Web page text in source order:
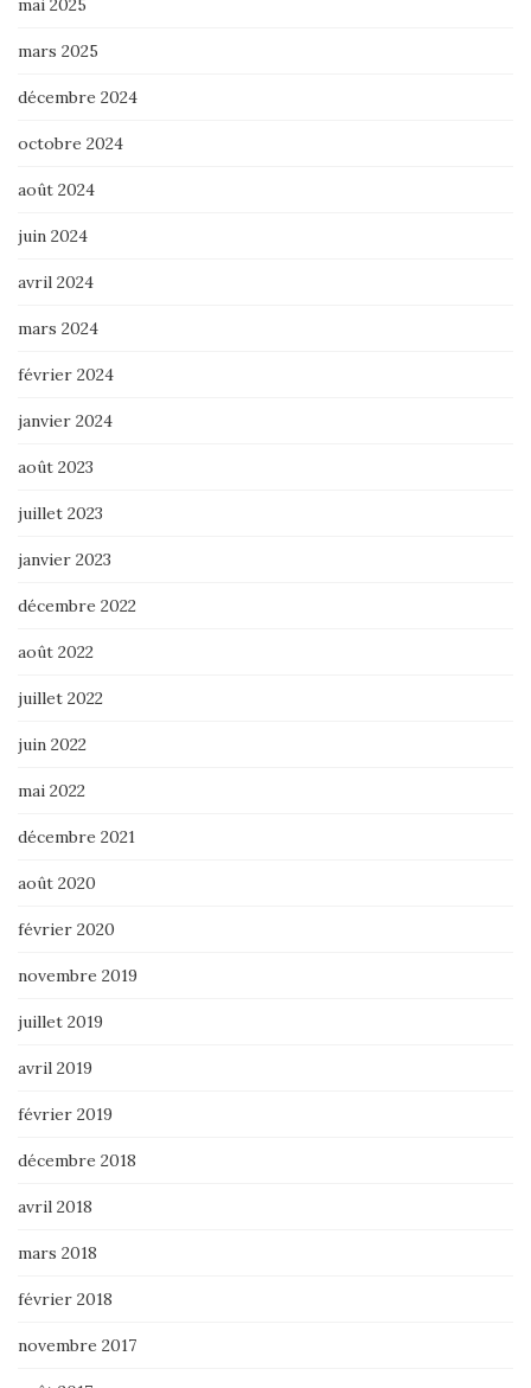
mars 2025
décembre 2024
octobre 2024
août 2024
juin 2024
avril 2024
mars 2024
février 2024
janvier 2024
août 2023
juillet 2023
janvier 2023
décembre 2022
août 2022
juillet 2022
juin 2022
mai 2022
décembre 2021
août 2020
février 2020
novembre 2019
juillet 2019
avril 2019
février 2019
décembre 2018
avril 2018
mars 2018
février 2018
novembre 2017